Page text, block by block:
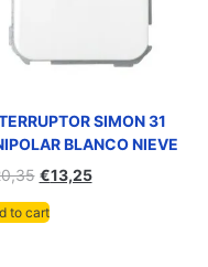
SIMON 31
BLANCO NIEVE
€13,25
to cart